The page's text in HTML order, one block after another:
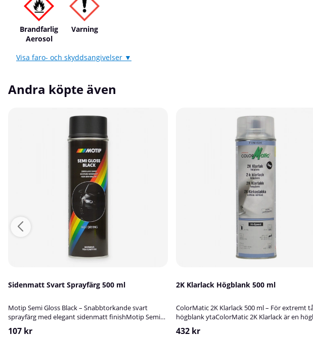
Brandfarlig
Aerosol
Varning
Visa faro- och skyddsangivelser ▼
Andra köpte även
Sidenmatt Svart Sprayfärg 500 ml
Motip Semi Gloss Black – Snabbtorkande svart
sprayfärg med elegant sidenmatt finishMotip Semi
Gloss Black är en snabbtorkande, svart sprayfärg
med en stilren sidenmatt yta. Den har utmärkt
107 kr
2K Klarlack Högblank 500 ml
ColorMatic 2K Klarlack 500 ml – För extremt
högblank ytaColorMatic 2K Klarlack är en
tvåkomponents klarlack i sprayform med
exceptionell tålighet. Den är särskilt
432 kr